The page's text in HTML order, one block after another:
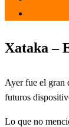
Xataka –
Ayer fue el gran
futuros
Lo que no